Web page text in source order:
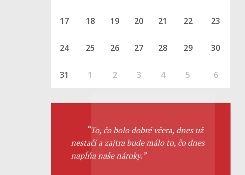
17 18 19 20 21 22 23
24 25 26 27 28 29 30
31 1 2 3 4 5 6
To, čo bolo dobré včera, dnes už
nestačí a zajtra bude málo to, čo dnes
napĺňa naše nároky.